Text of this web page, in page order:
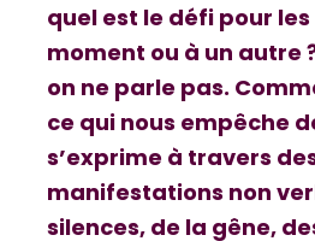
quel est le défi pour
moment ou à un autre
on ne parle pas.
ce qui nous empêche
s’exprime à travers
manifestations non
silences, de la gêne,